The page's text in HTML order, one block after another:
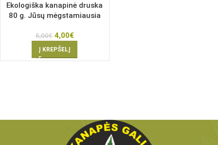
Ekologiška kanapinė druska
80 g. Jūsų mėgstamiausia
5,00€ 4,00€
Į KREPŠELĮ